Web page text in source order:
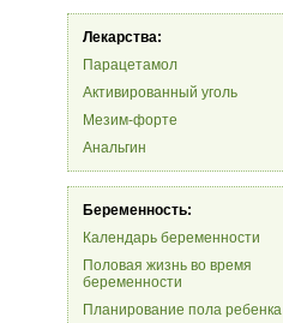
Лекарства:
Парацетамол
Активированный уголь
Мезим-форте
Анальгин
Беременность:
Календарь беременности
Половая жизнь во время
беременности
Планирование пола ребенка